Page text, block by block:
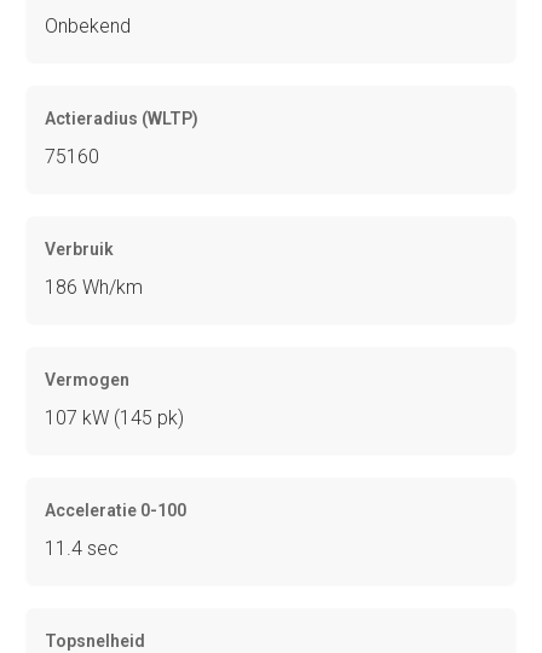
Onbekend
Actieradius (WLTP)
75160
Verbruik
186 Wh/km
Vermogen
107 kW (145 pk)
Acceleratie 0-100
11.4 sec
Topsnelheid